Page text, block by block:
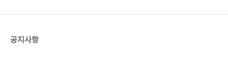
공지사항